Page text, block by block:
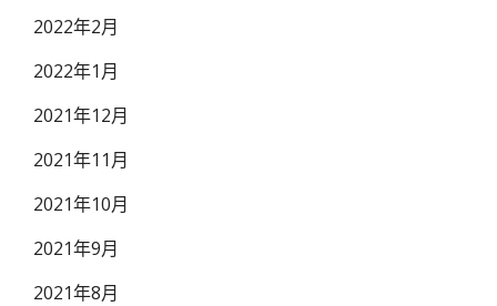
2022年2月
2022年1月
2021年12月
2021年11月
2021年10月
2021年9月
2021年8月